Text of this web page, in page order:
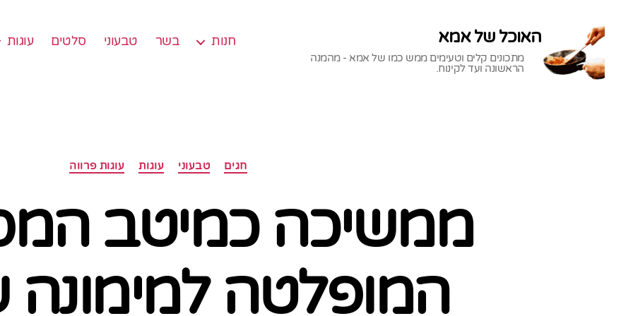
האוכל של אמא
מתכונים קלים וטעימים ממש כמו של אמא - מהמנה
הראשונה ועד לקינוח.
חנות בשר טבעוני סלטים עוגות
קטגוריות חגים טבעוני עוגות עוגות פרווה
ממשיכה כמיטב
המופלטה